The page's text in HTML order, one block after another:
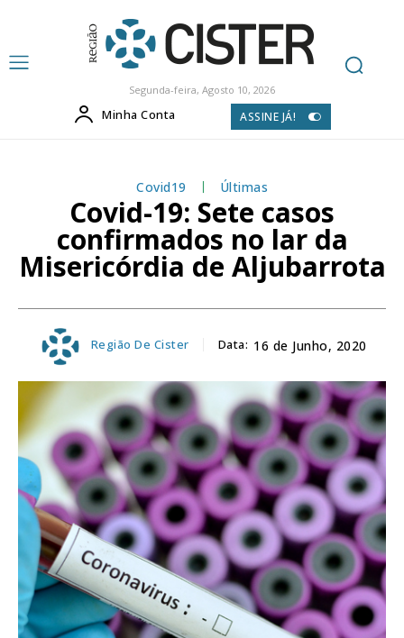
Segunda-feira, Agosto 10, 2026
Minha Conta ASSINE JÁ!
Covid19 Últimas
Covid-19: Sete casos
confirmados no lar da
Misericórdia de Aljubarrota
Região De Cister Data: 16 de Junho, 2020